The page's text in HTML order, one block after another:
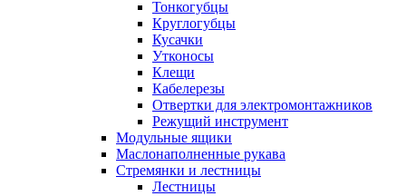
Тонкогубцы
Круглогубцы
Кусачки
Утконосы
Клещи
Кабелерезы
Отвертки для электромонтажников
Режущий инструмент
Модульные ящики
Маслонаполненные рукава
Стремянки и лестницы
Лестницы